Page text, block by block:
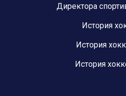
Директора
История
История
История